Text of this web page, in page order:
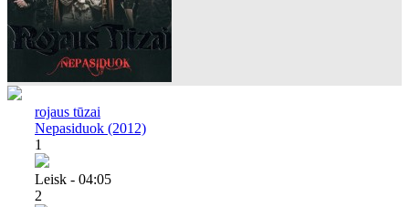
rojaus tūzai
Nepasiduok (2012)
1
Leisk - 04:05
2